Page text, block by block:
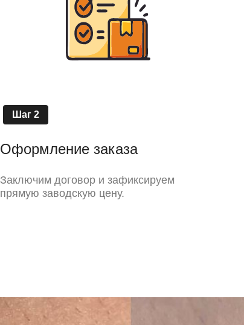
Шаг 2
Заключим договор и зафиксируем
прямую заводскую цену.
Оформление заказа